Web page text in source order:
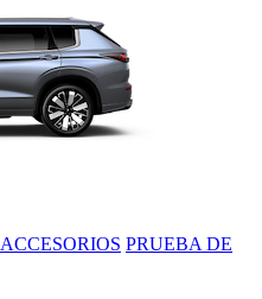
ACCESORIOS PRUEBA DE